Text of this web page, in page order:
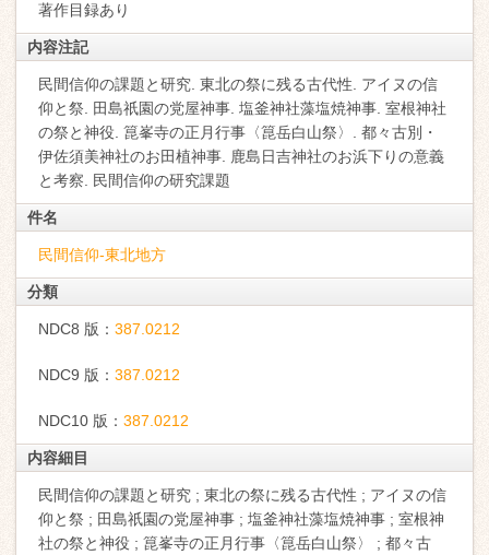
著作目録あり
内容注記
民間信仰の課題と研究. 東北の祭に残る古代性. アイヌの信
仰と祭. 田島祇園の党屋神事. 塩釜神社藻塩焼神事. 室根神社
の祭と神役. 箟峯寺の正月行事〈箟岳白山祭〉. 都々古別・
伊佐須美神社のお田植神事. 鹿島日吉神社のお浜下りの意義
と考察. 民間信仰の研究課題
件名
民間信仰-東北地方
分類
NDC8 版： 387.0212
NDC9 版： 387.0212
NDC10 版： 387.0212
内容細目
民間信仰の課題と研究 ; 東北の祭に残る古代性 ; アイヌの信
仰と祭 ; 田島祇園の党屋神事 ; 塩釜神社藻塩焼神事 ; 室根神
社の祭と神役 ; 箟峯寺の正月行事〈箟岳白山祭〉 ; 都々古